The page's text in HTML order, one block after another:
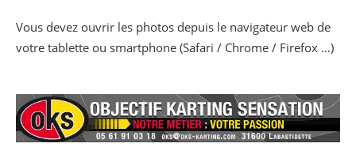
Vous devez ouvrir les photos depuis le navigateur web de
votre tablette ou smartphone (Safari / Chrome / Firefox …)